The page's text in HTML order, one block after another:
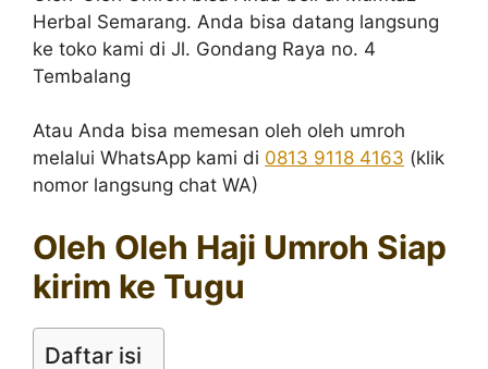
Herbal Semarang. Anda bisa datang langsung
ke toko kami di Jl. Gondang Raya no. 4
Tembalang
Atau Anda bisa memesan oleh oleh umroh
melalui WhatsApp kami di 0813 9118 4163 (klik
nomor langsung chat WA)
Oleh Oleh Haji Umroh Siap
kirim ke Tugu
Daftar isi